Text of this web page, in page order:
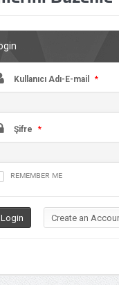
Kullanıcı Adı-E-mail *
Şifre *
REMEMBER ME